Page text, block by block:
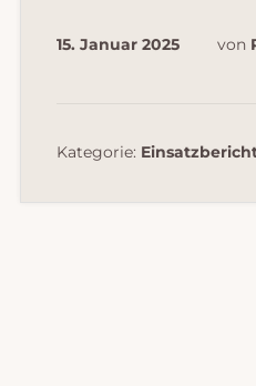
15. Januar 2025 von
Kategorie: